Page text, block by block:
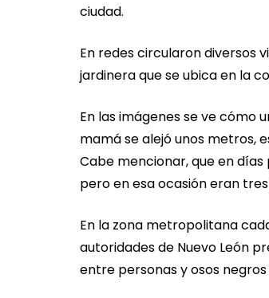
ciudad.
En redes circularon diversos
jardinera que se ubica en la
En las imágenes se ve cómo
mamá se alejó unos metros,
Cabe mencionar, que en
pero en esa ocasión eran tres
En la zona metropolitana
autoridades de Nuevo León
entre personas y osos